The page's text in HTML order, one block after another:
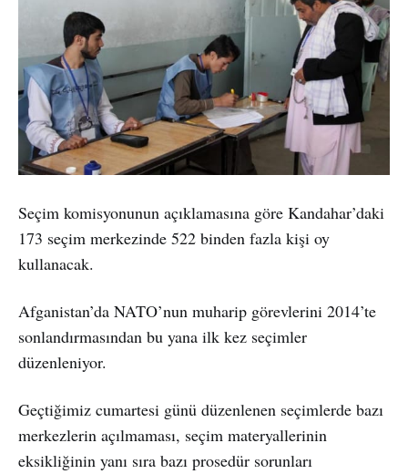
Seçim komisyonunun açıklamasına göre Kandahar’daki
173 seçim merkezinde 522 binden fazla kişi oy
kullanacak.
Afganistan’da NATO’nun muharip görevlerini 2014’te
sonlandırmasından bu yana ilk kez seçimler
düzenleniyor.
Geçtiğimiz cumartesi günü düzenlenen seçimlerde bazı
merkezlerin açılmaması, seçim materyallerinin
eksikliğinin yanı sıra bazı prosedür sorunları